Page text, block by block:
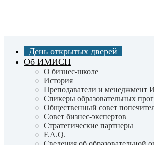
День открытых дверей
Об ИМИСП
О бизнес-школе
История
Преподаватели и
Спикеры образовательных
Общественный совет
Совет бизнес-экспертов
Cтратегические партнеры
F.A.Q.